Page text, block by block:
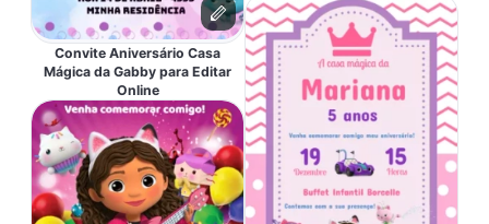
Convite Aniversário Casa
Mágica da Gabby para Editar
Online